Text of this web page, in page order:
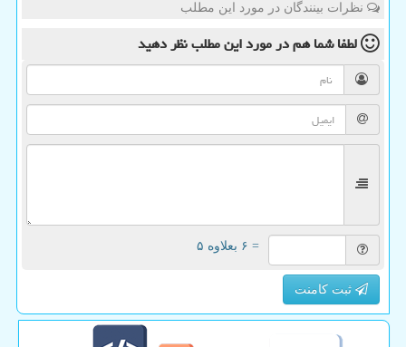
نظرات بینندگان در مورد این مطلب
لطفا شما همدر مورد این مطلبنظر دهید
= ۶ بعلاوه ۵
ثبت کامنت